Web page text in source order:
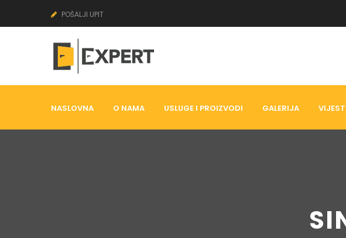
POŠALJI UPIT
NASLOVNA O NAMA USLUGE I PROIZVODI GALERIJA